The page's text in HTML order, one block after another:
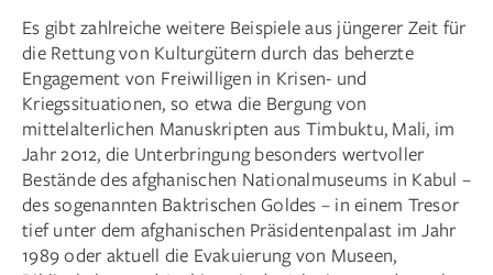
Es gibt zahlreiche weitere Beispiele aus jüngerer Zeit für
die Rettung von Kulturgütern durch das beherzte
Engagement von Freiwilligen in Krisen- und
Kriegssituationen, so etwa die Bergung von
mittelalterlichen Manuskripten aus Timbuktu, Mali, im
Jahr 2012, die Unterbringung besonders wertvoller
Bestände des afghanischen Nationalmuseums in Kabul –
des sogenannten Baktrischen Goldes – in einem Tresor
tief unter dem afghanischen Präsidentenpalast im Jahr
1989 oder aktuell die Evakuierung von Museen,